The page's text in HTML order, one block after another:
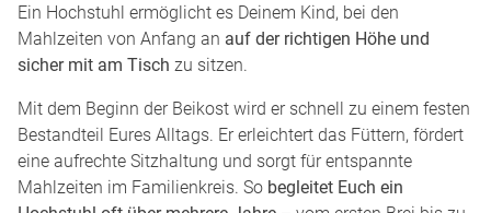
Ein Hochstuhl ermöglicht es Deinem Kind, bei den
Mahlzeiten von Anfang an auf der richtigen Höhe und
sicher mit am Tisch zu sitzen.
Mit dem Beginn der Beikost wird er schnell zu einem festen
Bestandteil Eures Alltags. Er erleichtert das Füttern, fördert
eine aufrechte Sitzhaltung und sorgt für entspannte
Mahlzeiten im Familienkreis. So begleitet Euch ein